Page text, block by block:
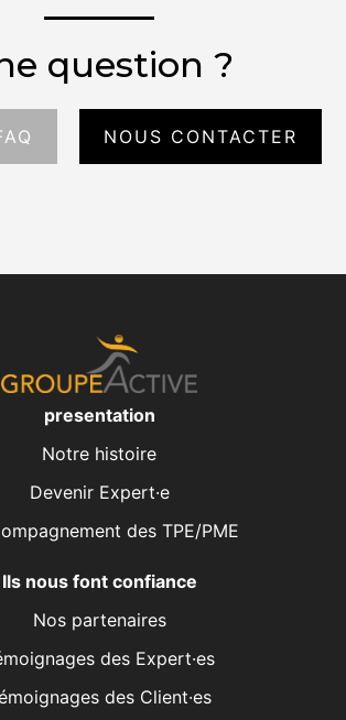
question ?
NOUS CONTACTER
presentation
Notre histoire
Devenir Expert·e
des TPE/PME
Ils nous font confiance
Nos partenaires
des Expert·es
des Client·es